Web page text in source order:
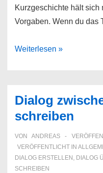
Kurzgeschichte hält sich
Vorgaben. Wenn du
Kurzgeschichten
Weiterlesen »
Dialog
schreiben
VON ANDREAS
VERÖFFENTLICHT IN
DIALOG ERSTELLEN , DIALOG
SCHREIBEN